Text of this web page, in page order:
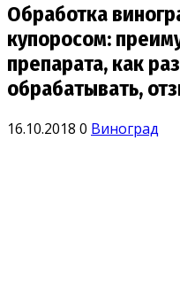
Обработка
купоросом:
препарата, как
обрабатывать,
16.10.2018 0 Виноград